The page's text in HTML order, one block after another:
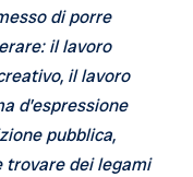
di porre
il lavoro
il lavoro
d’espressione
pubblica,
trovare dei legami